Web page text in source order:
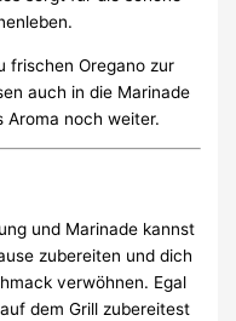
frischen Oregano zur
auch in die Marinade
Aroma noch weiter.
und Marinade kannst
zubereiten und dich
verwöhnen. Egal
dem Grill zubereitest